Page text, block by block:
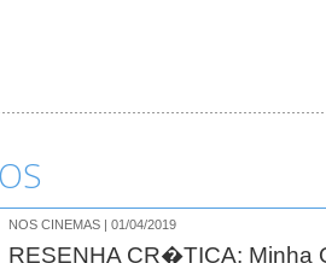
NOS CINEMAS | 01/04/2019
RESENHA CR�TICA: Minha